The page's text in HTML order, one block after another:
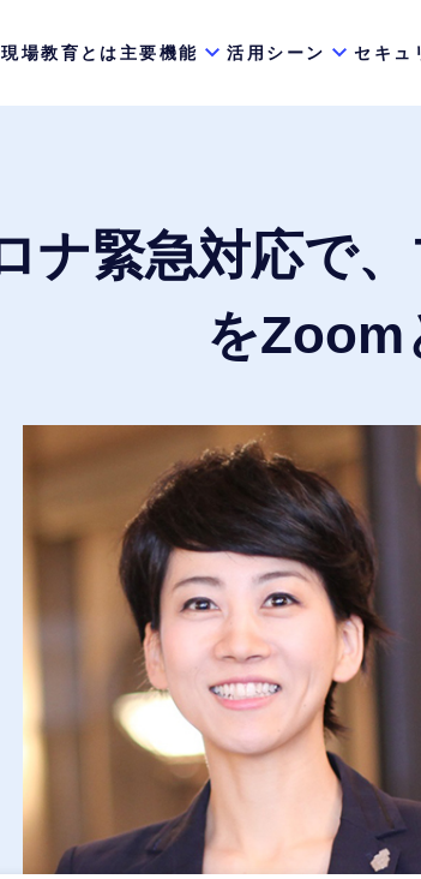
場教育とは 主要機能 活用シーン セキュ
ナ緊急対応で
をZoom